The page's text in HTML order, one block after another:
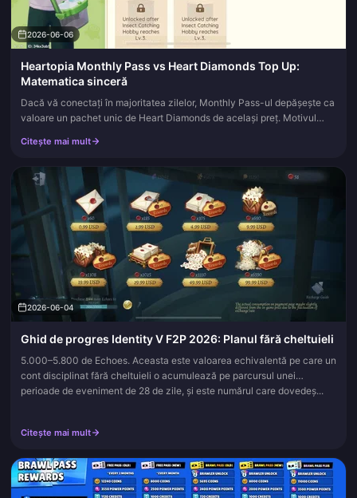
2026-06-06
Heartopia Monthly Pass vs Heart Diamonds Top Up:
Matematica sinceră
Dacă vă conectați în majoritatea zilelor, Monthly Pass-ul depășește ca
valoare un pachet unic de Heart Diamonds de același preț. Motivul
Citește mai mult
2026-06-04
Ghid de progres Identity V F2P 2026: Planul fără cheltuieli
5.000–5.800 de Echoes. Aceasta este valoarea echivalentă pe care un
cont disciplinat fără cheltuieli o acumulează pe parcursul unei
perioade de eveniment de 28 de zile, și este numărul care dovedeș...
Citește mai mult